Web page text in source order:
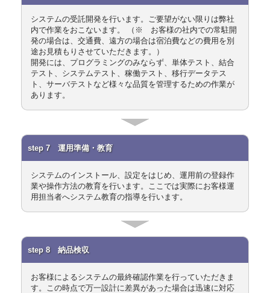
システムの受託開発を行います。ご要望がない限りは弊社
内で作業をおこないます。 （※ お客様の社内での常駐開
発の場合は、交通費、遠方の場合は宿泊費などの費用を別
途お見積もりさせていただきます。）
開発には、プログラミングのみならず、単体テスト、結合
テスト、システムテスト、稼働テスト、移行データテス
ト、サーバテストなど様々な品質を管理するための作業が
あります。
step 7 運用準備・教育
システムのインストール、設定をはじめ、運用前の登録作
業や操作方法の教育を行います。ここでは実際にお客様運
用担当者へシステム教育の指導を行います。
step 8 納品検収
お客様によるシステムの最終確認作業を行っていただきま
す。この時点で万一設計に差異があった場合は迅速に対応